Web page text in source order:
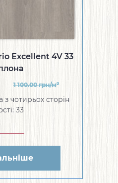
Excellent 4V 33
1 100.00грн/м2
з чотирьох сторін
33